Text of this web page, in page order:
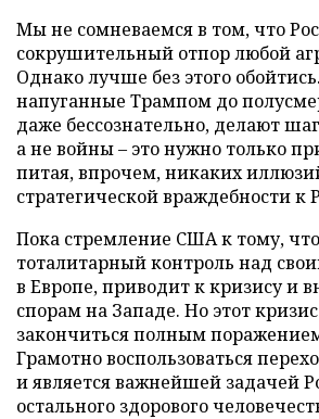
Мы не сомневаемся в том, что
сокрушительный отпор любой
Однако лучше без этого
напуганные Трампом до
даже бессознательно, делают
а не войны – это нужно только
питая, впрочем, никаких
стратегической враждебности к
Пока стремление США к тому,
тоталитарный контроль над
в Европе, приводит к кризису и
спорам на Западе. Но этот
закончиться полным
Грамотно воспользоваться
и является важнейшей задачей
остального здорового